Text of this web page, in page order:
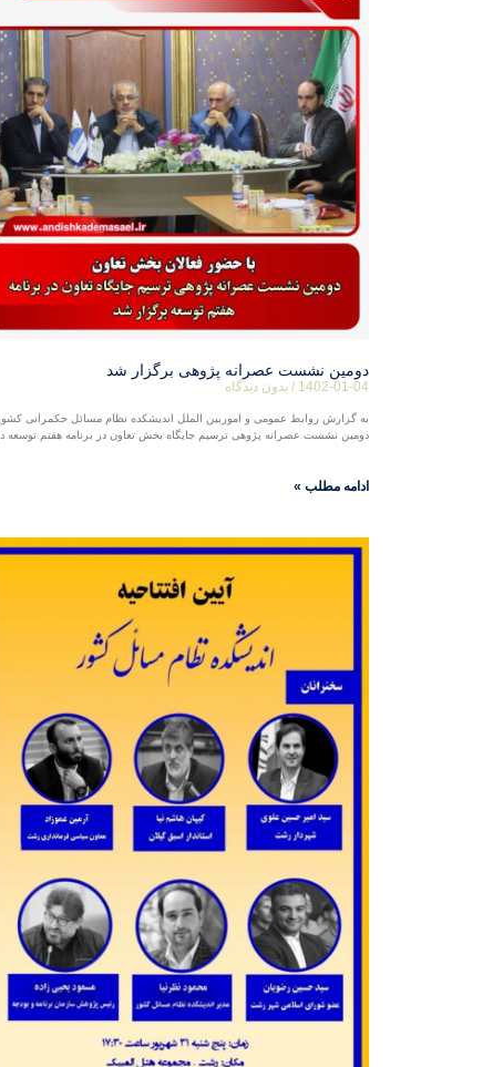
دومین نشست عصرانه پژوهی برگزار شد
1402-01-04 بدون دیدگاه
به گزارش روابط عمومی و اموربین الملل اندیشکده نظام مسائل حکمرانی کشور
دومین نشست عصرانه پژوهی ترسیم جایگاه بخش تعاون در برنامه هفتم توسعه
ادامه مطلب »